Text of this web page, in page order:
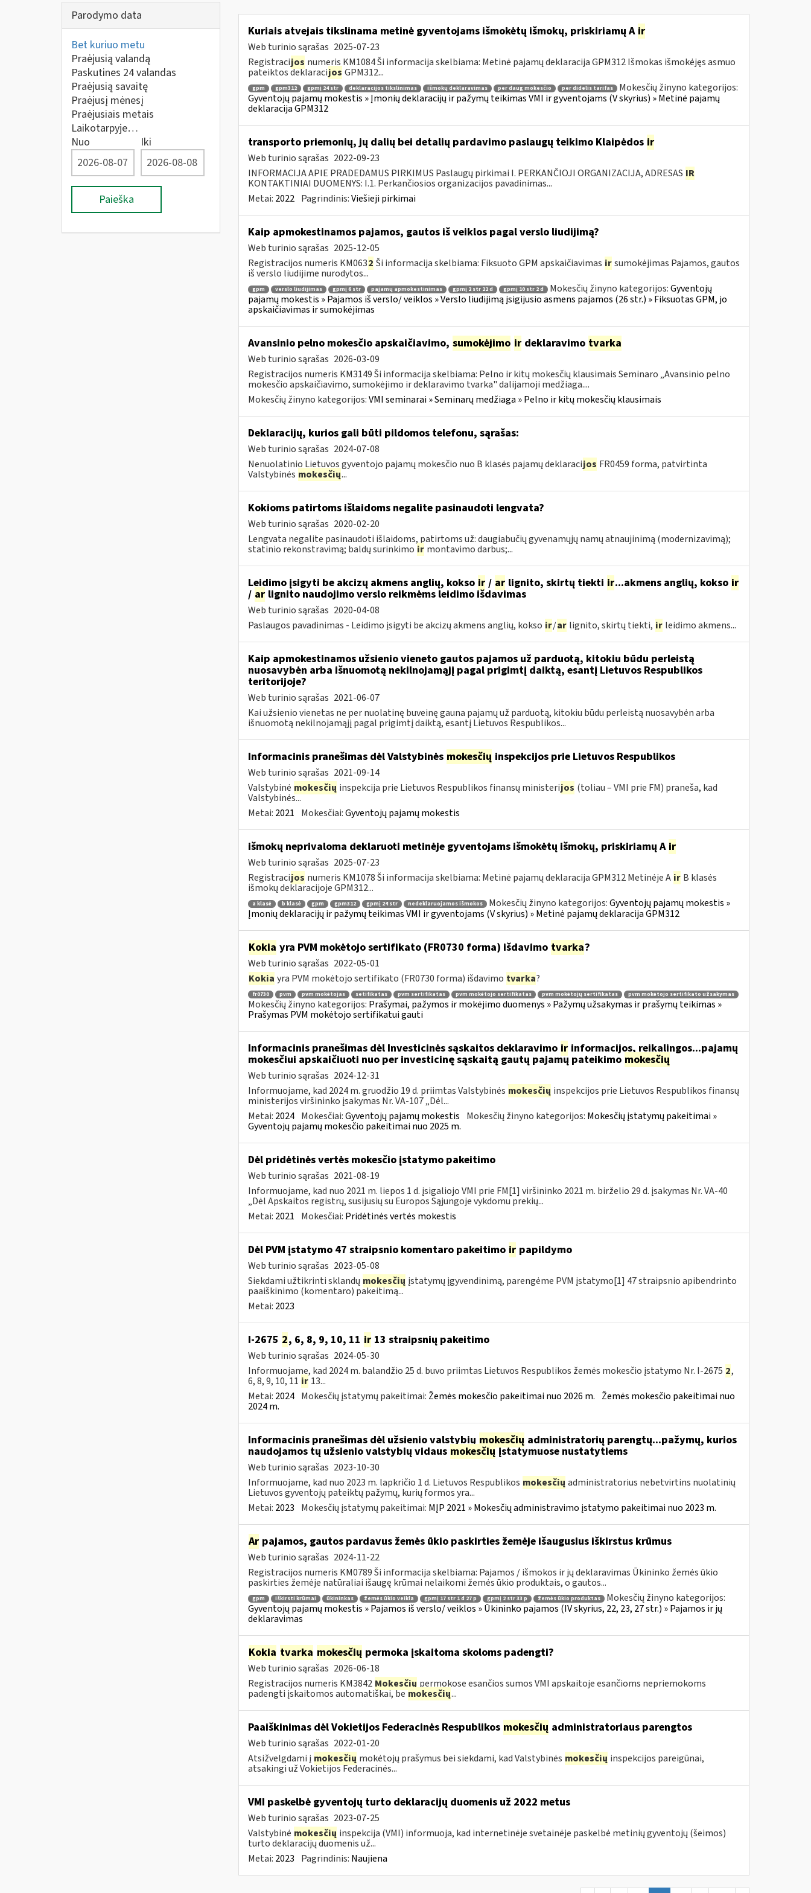
Parodymo data
Bet kuriuo metu
Praėjusią valandą
Paskutines 24 valandas
Praėjusią savaitę
Praėjusį mėnesį
Praėjusiais metais
Laikotarpyje…
Nuo
Iki
Paieška
Kuriais atvejais tikslinama metinė gyventojams išmokėtų išmokų, priskiriamų A ir
Web turinio sąrašas 2025-07-23
Registracijos numeris KM1084 Ši informacija skelbiama: Metinė pajamų deklaracija GPM312 Išmokas išmokėjęs asmuo
pateiktos deklaracijos GPM312...
gpm gpm312 gpmį 24 str deklaracijos tikslinimas išmokų deklaravimas per daug mokesčio per didelis tarifas
Mokesčių žinyno kategorijos:
Gyventojų pajamų mokestis » Įmonių deklaracijų ir pažymų teikimas VMI ir gyventojams (V skyrius) » Metinė pajamų
deklaracija GPM312
transporto priemonių, jų dalių bei detalių pardavimo paslaugų teikimo Klaipėdos ir
Web turinio sąrašas 2022-09-23
INFORMACIJA APIE PRADEDAMUS PIRKIMUS Paslaugų pirkimai I. PERKANČIOJI ORGANIZACIJA, ADRESAS IR
KONTAKTINIAI DUOMENYS: I.1. Perkančiosios organizacijos pavadinimas...
Metai: 2022 Pagrindinis:Viešieji pirkimai
Kaip apmokestinamos pajamos, gautos iš veiklos pagal verslo liudijimą?
Web turinio sąrašas 2025-12-05
Registracijos numeris KM0632 Ši informacija skelbiama: Fiksuoto GPM apskaičiavimas ir sumokėjimas Pajamos, gautos
iš verslo liudijime nurodytos...
gpm verslo liudijimas gpmį 6 str pajamų apmokestinimas gpmį 2 str 22 d gpmį 10 str 2 d Mokesčių žinyno kategorijos:Gyventojų
pajamų mokestis » Pajamos iš verslo/ veiklos » Verslo liudijimą įsigijusio asmens pajamos (26 str.) » Fiksuotas GPM, jo
apskaičiavimas ir sumokėjimas
Avansinio pelno mokesčio apskaičiavimo, sumokėjimo irdeklaravimo tvarka
Web turinio sąrašas 2026-03-09
Registracijos numeris KM3149 Ši informacija skelbiama: Pelno ir kitų mokesčių klausimais Seminaro „Avansinio pelno
mokesčio apskaičiavimo, sumokėjimo ir deklaravimo tvarka" dalijamoji medžiaga....
Mokesčių žinyno kategorijos:VMI seminarai » Seminarų medžiaga » Pelno ir kitų mokesčių klausimais
Deklaracijų, kurios gali būti pildomos telefonu, sąrašas:
Web turinio sąrašas 2024-07-08
Nenuolatinio Lietuvos gyventojo pajamų mokesčio nuo B klasės pajamų deklaracijos FR0459 forma, patvirtinta
Valstybinės mokesčių...
Kokioms patirtoms išlaidoms negalite pasinaudoti lengvata?
Web turinio sąrašas 2020-02-20
Lengvata negalite pasinaudoti išlaidoms, patirtoms už: daugiabučių gyvenamųjų namų atnaujinimą (modernizavimą);
statinio rekonstravimą; baldų surinkimo ir montavimo darbus;...
Leidimo įsigyti be akcizų akmens anglių, kokso ir/ arlignito, skirtų tiekti ir...akmens anglių, kokso ir
/ arlignito naudojimo verslo reikmėms leidimo išdavimas
Web turinio sąrašas 2020-04-08
Paslaugos pavadinimas - Leidimo įsigyti be akcizų akmens anglių, kokso ir/ar lignito, skirtų tiekti, ir leidimo akmens...
Kaip apmokestinamos užsienio vieneto gautos pajamos už parduotą, kitokiu būdu perleistą
nuosavybėn arba išnuomotą nekilnojamąjį pagal prigimtį daiktą, esantį Lietuvos Respublikos
teritorijoje?
Web turinio sąrašas 2021-06-07
Kai užsienio vienetas ne per nuolatinę buveinę gauna pajamų už parduotą, kitokiu būdu perleistą nuosavybėn arba
išnuomotą nekilnojamąjį pagal prigimtį daiktą, esantį Lietuvos Respublikos...
Informacinis pranešimas dėl Valstybinės mokesčių inspekcijos prie Lietuvos Respublikos
Web turinio sąrašas 2021-09-14
Valstybinė mokesčių inspekcija prie Lietuvos Respublikos finansų ministerijos (toliau – VMI prie FM) praneša, kad
Valstybinės...
Metai: 2021 Mokesčiai:Gyventojų pajamų mokestis
išmokų neprivaloma deklaruoti metinėje gyventojams išmokėtų išmokų, priskiriamų A ir
Web turinio sąrašas 2025-07-23
Registracijos numeris KM1078 Ši informacija skelbiama: Metinė pajamų deklaracija GPM312 Metinėje A ir B klasės
išmokų deklaracijoje GPM312...
a klasė b klasė gpm gpm312 gpmį 24 str nedeklaruojamos išmokos Mokesčių žinyno kategorijos:Gyventojų pajamų mokestis »
Įmonių deklaracijų ir pažymų teikimas VMI ir gyventojams (V skyrius) » Metinė pajamų deklaracija GPM312
Kokia yra PVM mokėtojo sertifikato (FR0730 forma) išdavimo tvarka?
Web turinio sąrašas 2022-05-01
Kokia yra PVM mokėtojo sertifikato (FR0730 forma) išdavimo tvarka?
fr0730 pvm pvm mokėtojas setifikatas pvm sertifikatas pvm mokėtojo sertifikatas pvm mokėtojų sertifikatas pvm mokėtojo sertifikato užsakymas
Mokesčių žinyno kategorijos: Prašymai, pažymos ir mokėjimo duomenys » Pažymų užsakymas ir prašymų teikimas »
Prašymas PVM mokėtojo sertifikatui gauti
Informacinis pranešimas dėl Investicinės sąskaitos deklaravimo irinformacijos, reikalingos...pajamų
mokesčiui apskaičiuoti nuo per investicinę sąskaitą gautų pajamų pateikimo mokesčių
Web turinio sąrašas 2024-12-31
Informuojame, kad 2024 m. gruodžio 19 d. priimtas Valstybinės mokesčių inspekcijos prie Lietuvos Respublikos finansų
ministerijos viršininko įsakymas Nr. VA-107 „Dėl...
Metai: 2024 Mokesčiai:Gyventojų pajamų mokestis Mokesčių žinyno kategorijos: Mokesčių įstatymų pakeitimai »
Gyventojų pajamų mokesčio pakeitimai nuo 2025 m.
Dėl pridėtinės vertės mokesčio įstatymo pakeitimo
Web turinio sąrašas 2021-08-19
Informuojame, kad nuo 2021 m. liepos 1 d. įsigaliojo VMI prie FM[1] viršininko 2021 m. birželio 29 d. įsakymas Nr. VA-40
„Dėl Apskaitos registrų, susijusių su Europos Sąjungoje vykdomu prekių...
Metai: 2021 Mokesčiai: Pridėtinės vertės mokestis
Dėl PVM įstatymo 47 straipsnio komentaro pakeitimo irpapildymo
Web turinio sąrašas 2023-05-08
Siekdami užtikrinti sklandų mokesčių įstatymų įgyvendinimą, parengėme PVM įstatymo[1] 47 straipsnio apibendrinto
paaiškinimo (komentaro) pakeitimą...
Metai: 2023
I-2675 2, 6, 8, 9, 10, 11 ir13 straipsnių pakeitimo
Web turinio sąrašas 2024-05-30
Informuojame, kad 2024 m. balandžio 25 d. buvo priimtas Lietuvos Respublikos žemės mokesčio įstatymo Nr. I-2675 2,
6, 8, 9, 10, 11 ir 13...
Metai: 2024 Mokesčių įstatymų pakeitimai: Žemės mokesčio pakeitimai nuo 2026 m. Žemės mokesčio pakeitimai nuo
2024 m.
Informacinis pranešimas dėl užsienio valstybiųmokesčių administratorių parengtų...pažymų, kurios
naudojamos tų užsienio valstybių vidaus mokesčiųįstatymuose nustatytiems
Web turinio sąrašas 2023-10-30
Informuojame, kad nuo 2023 m. lapkričio 1 d. Lietuvos Respublikos mokesčių administratorius nebetvirtins nuolatinių
Lietuvos gyventojų pateiktų pažymų, kurių formos yra...
Metai: 2023 Mokesčių įstatymų pakeitimai: MĮP 2021 » Mokesčių administravimo įstatymo pakeitimai nuo 2023 m.
Arpajamos, gautos pardavus žemės ūkio paskirties žemėje išaugusius iškirstus krūmus
Web turinio sąrašas 2024-11-22
Registracijos numeris KM0789 Ši informacija skelbiama: Pajamos / išmokos ir jų deklaravimas Ūkininko žemės ūkio
paskirties žemėje natūraliai išaugę krūmai nelaikomi žemės ūkio produktais, o gautos...
gpm iškirsti krūmai ūkininkas žemės ūkio veikla gpmį 17 str 1 d 27 p gpmį 2 str 33 p žemės ūkio produktas
Mokesčių žinyno kategorijos:
Gyventojų pajamų mokestis » Pajamos iš verslo/ veiklos » Ūkininko pajamos (IV skyrius, 22, 23, 27 str.) » Pajamos ir jų
deklaravimas
Kokia tvarka mokesčių permoka įskaitoma skoloms padengti?
Web turinio sąrašas 2026-06-18
Registracijos numeris KM3842 Mokesčių permokose esančios sumos VMI apskaitoje esančioms nepriemokoms
padengti įskaitomos automatiškai, bemokesčių...
Paaiškinimas dėl Vokietijos Federacinės Respublikos mokesčių administratoriaus parengtos
Web turinio sąrašas 2022-01-20
Atsižvelgdami į mokesčių mokėtojų prašymus bei siekdami, kad Valstybinės mokesčių inspekcijos pareigūnai,
atsakingi už Vokietijos Federacinės...
VMI paskelbė gyventojų turto deklaracijų duomenis už 2022 metus
Web turinio sąrašas 2023-07-25
Valstybinė mokesčių inspekcija (VMI) informuoja, kad internetinėje svetainėje paskelbė metinių gyventojų (šeimos)
turto deklaracijų duomenis už...
Metai: 2023 Pagrindinis: Naujiena